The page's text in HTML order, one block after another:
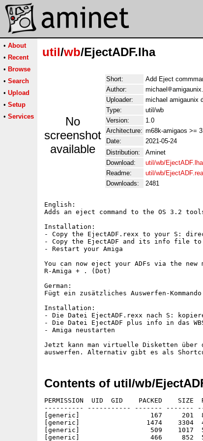
• About
• Recent
• Browse
• Search
• Upload
• Setup
• Services
util/wb/EjectADF.lha
No
screenshot
available
Short:
Add Eject
Author:
michael
Uploader:
michael amigaunix
Type:
util/wb
Version:
1.0
Architecture: m68k-amigaos >=
Date:
2021-05-24
Distribution:
Aminet
Download:
util/wb/EjectADF.lha
Readme:
util/wb/
Downloads:
2481
English:
Adds an eject command to the OS 3.2
Installation:
- Copy the EjectADF.rexx to your S:
- Copy the EjectADF and its info file to
- Restart your Amiga
You can now eject your ADFs via the new
R-Amiga + . (Dot)
German:
Fügt ein zusätzliches Auswerfen-
Installation:
- Die Datei EjectADF.rexx nach S:
- Die Datei EjectADF plus info in das
- Amiga neustarten
Jetzt kann man virtuelle Disketten über
Contents of util/wb/
PERMISSION  UID  GID    PACKED    SIZE
---------- ----------- ------- -------
[generic]                  167     201
[generic]                 1474    3304
[generic]                  509    1017
[generic]                  466     852